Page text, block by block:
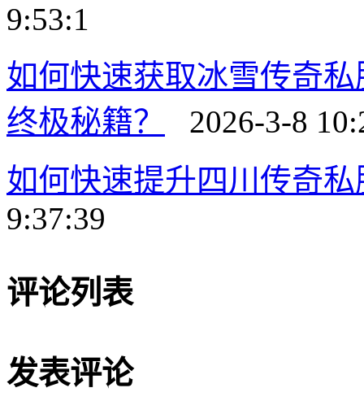
9:53:1
如何快速获取冰雪传奇
终极秘籍？
2026-3-8
如何快速提升四川传奇
9:37:39
评论列表
发表评论